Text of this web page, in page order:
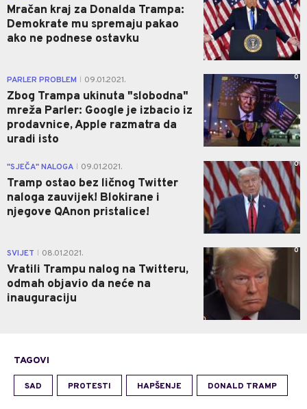
Mračan kraj za Donalda Trampa:
Demokrate mu spremaju pakao
ako ne podnese ostavku
PARLER PROBLEM 09.01.2021.
Zbog Trampa ukinuta "slobodna"
mreža Parler: Google je izbacio iz
prodavnice, Apple razmatra da
uradi isto
0
"SJEČA" NALOGA 09.01.2021.
Tramp ostao bez ličnog Twitter
naloga zauvijek! Blokirane i
njegove QAnon pristalice!
0
SVIJET 08.01.2021.
Vratili Trampu nalog na Twitteru,
odmah objavio da neće na
inauguraciju
0
TAGOVI
SAD PROTESTI HAPŠENJE DONALD TRAMP